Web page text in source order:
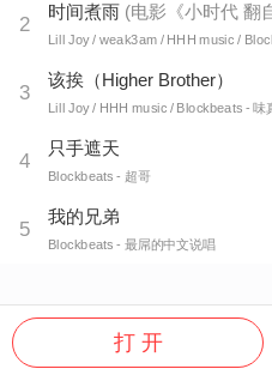
2
时间煮雨 (电影《小时代 翻
Lill Joy / weak3am / HHH music /
3
该挨（Higher Brother）
Lill Joy / HHH music / Blockbeats- 味
4
只手遮天
Blockbeats - 超哥
5
我的兄弟
Blockbeats - 最屌的中文说唱
打 开